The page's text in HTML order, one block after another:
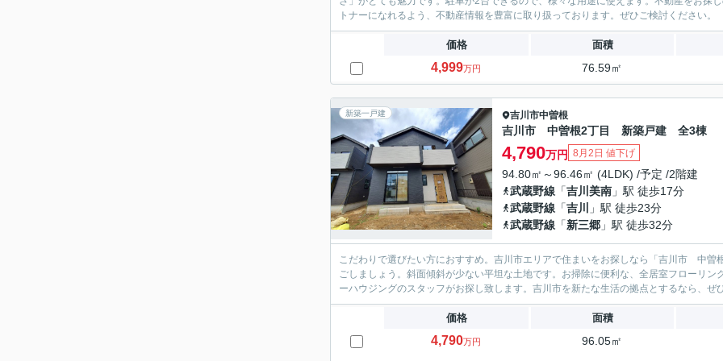
トナーになれるよう、不動産情報を豊富に取り扱っております。ぜひご検討ください。
価格 面積
4,999万円 76.59㎡
新築一戸建 吉川市中曽根
吉川市 中曽根2丁目 新築戸建 全3棟
4,790万円 8月2日 値下げ
94.80㎡～96.46㎡ (4LDK) /予定 /2階建
武蔵野線 「吉川美南 」駅 徒歩17分
武蔵野線 「吉川
」駅 徒歩23分
武蔵野線 「新三郷 」駅 徒歩32分
こだわりで選びたい方におすすめ。吉川市エリアで住まいをお探しなら「吉川市 中
ごしましょう。斜面傾斜が少ない平坦な土地です。お掃除に便利な、全居室フローリ
ーハウジングのスタッフがお探し致します。吉川市を新たな生活の拠点とするなら、ぜ
価格 面積
4,790万円 96.05㎡